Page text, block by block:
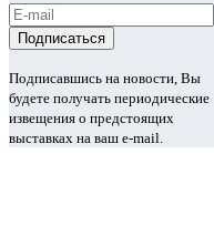
Подписавшись на новости, Вы
будете получать периодические
извещения о предстоящих
выставках на ваш e-mail.